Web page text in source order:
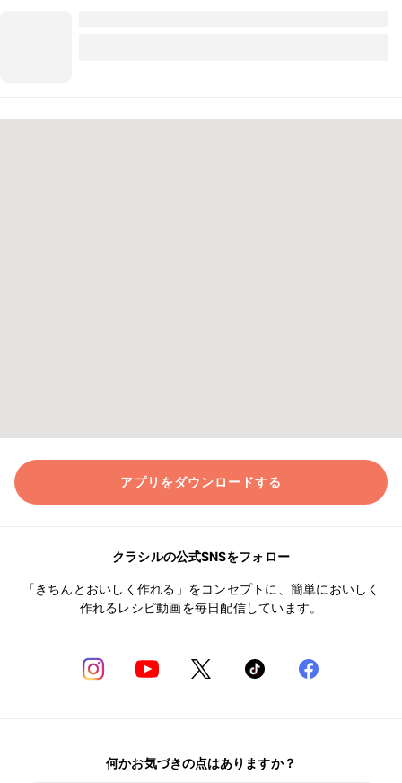
アプリをダウンロードする
クラシルの公式SNSをフォロー
「きちんとおいしく作れる」をコンセプトに、簡単においしく
作れるレシピ動画を毎日配信しています。
何かお気づきの点はありますか？